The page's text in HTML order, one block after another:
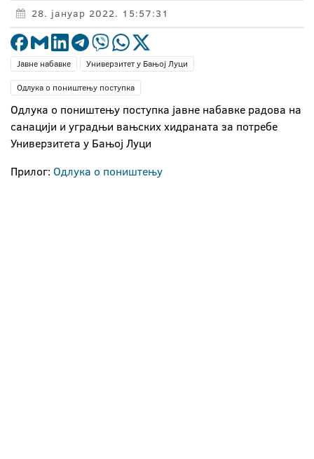
28. јануар 2022. 15:57:31
Јавне набавке
Универзитет у Бањој Луци
Одлука о поништењу поступка
Одлука о поништењу поступка јавне набавке радова на
санацији и уградњи вањских хидраната за потребе
Универзитета у Бањој Луци
Прилог: Одлука о поништењу